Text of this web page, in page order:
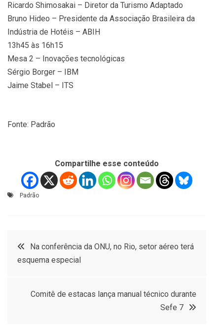
Ricardo Shimosakai – Diretor da Turismo Adaptado
Bruno Hideo – Presidente da Associação Brasileira da
Indústria de Hotéis – ABIH
13h45 às 16h15
Mesa 2 – Inovações tecnológicas
Sérgio Borger – IBM
Jaime Stabel – ITS
Fonte: Padrão
Compartilhe esse conteúdo
Padrão
Navegação
Post
Na conferência da ONU, no Rio, setor aéreo terá
esquema especial
Comitê de estacas lança manual técnico durante
Sefe 7